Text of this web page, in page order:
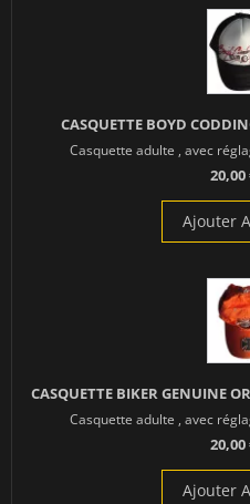
CASQUETTE BOYD
Casquette adulte , avec
20,00
Ajouter
CASQUETTE BIKER GENUINE
Casquette adulte , avec
20,00
Ajouter